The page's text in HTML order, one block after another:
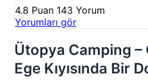
4.8 Puan 143 Yorum
Yorumları gör
Ütopya Camping –
Ege Kıyısında Bir